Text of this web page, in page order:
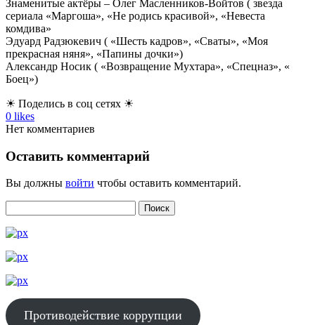
Знаменитые актёры – Олег Масленников-Войтов ( звезда
сериала «Маргоша», «Не родись красивой», «Невеста
комдива»
Эдуард Радзюкевич ( «Шесть кадров», «Сваты», «Моя
прекрасная няня», «Папины дочки»)
Александр Носик ( «Возвращение Мухтара», «Спецназ», «
Боец»)
☀ Поделись в соц сетях ☀
0 likes
Нет комментариев
Оставить комментарий
Вы должны войти чтобы оставить комментарий.
Противодействие коррупции